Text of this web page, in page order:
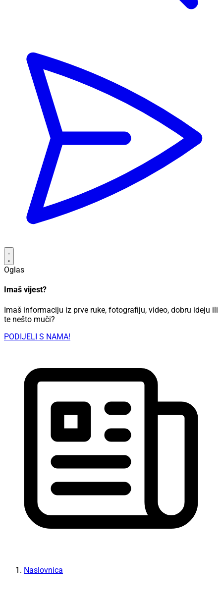
Oglas
Imaš vijest?
Imaš informaciju iz prve ruke, fotografiju, video, dobru ideju ili
te nešto muči?
PODIJELI S NAMA!
Naslovnica